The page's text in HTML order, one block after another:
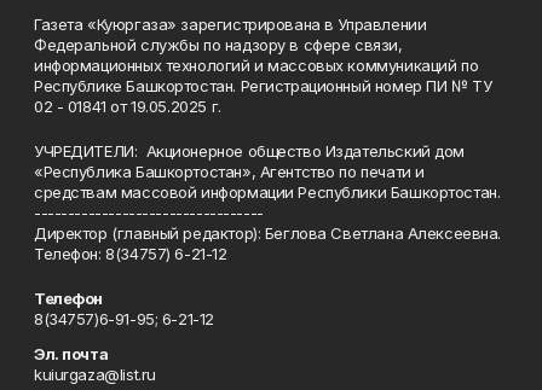
Газета «Куюргаза» зарегистрирована в Управлении
Федеральной службы по надзору в сфере связи,
информационных технологий и массовых коммуникаций по
Республике Башкортостан. Регистрационный номер ПИ № ТУ
02 - 01841 от 19.05.2025 г.
УЧРЕДИТЕЛИ: Акционерное общество Издательский дом
«Республика Башкортостан», Агентство по печати и
средствам массовой информации Республики Башкортостан.
----------------------------------
Директор (главный редактор): Беглова Светлана Алексеевна.
Телефон: 8(34757) 6-21-12
Телефон
8(34757)6-91-95; 6-21-12
Эл. почта
kuiurgaza@list.ru